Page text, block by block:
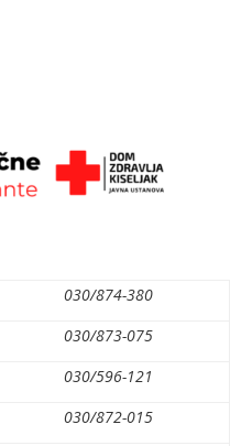
030/874-380
030/873-075
030/596-121
030/872-015